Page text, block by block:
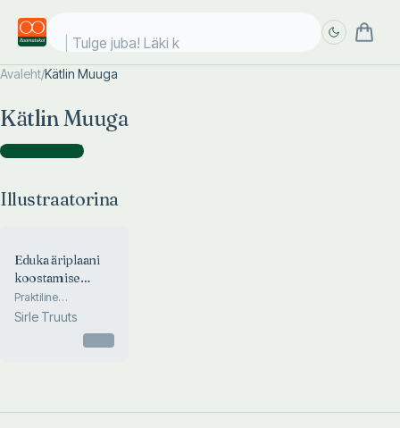
Tulge juba! Läki ko
Avaleht/Kätlin Muuga
Kätlin Muuga
Illustraatorina )
Illustraatorina
Eduka äriplaani
koostamise
valem
Praktiline
käsiraamat
äriplaanide ja
Sirle Truuts